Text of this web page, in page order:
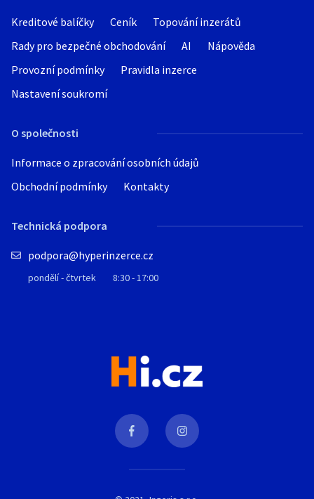
Kreditové balíčky Ceník
Topování inzerátů
Rady pro bezpečné obchodování
AI
Nápověda
Provozní podmínky
Pravidla inzerce
Nastavení soukromí
O společnosti
Informace o zpracování osobních údajů
Obchodní podmínky
Kontakty
Technická podpora
podpora@hyperinzerce.cz
pondělí - čtvrtek 8:30 - 17:00